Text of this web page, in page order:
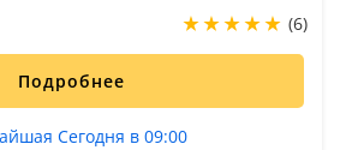
(6)
Подробнее
Сегодня в 09:00